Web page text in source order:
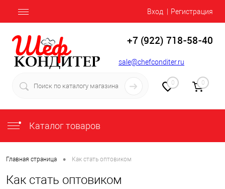
Вход Регистрация
+7 (922) 718-58-40
sale@chefconditer.ru
0 0
Каталог товаров
Главная страница • Как стать оптовиком
Как стать оптовиком